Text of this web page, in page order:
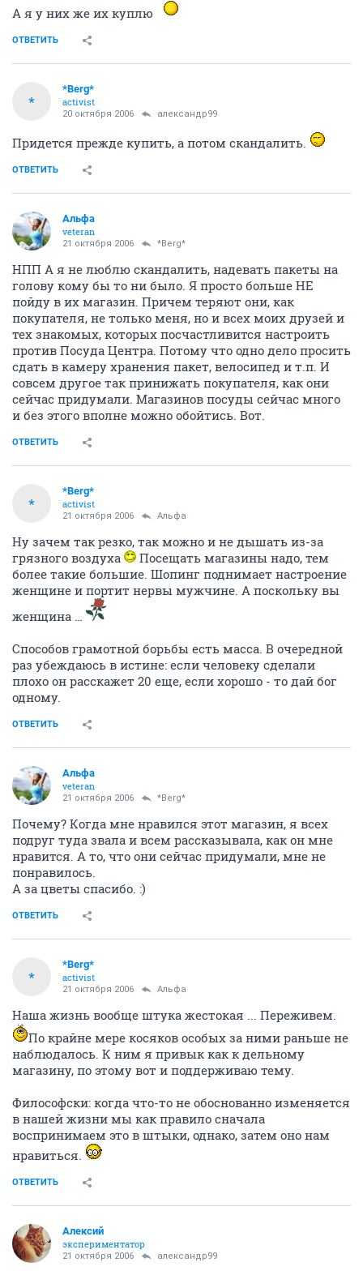
А я у них же их куплю
ОТВЕТИТЬ
*
*Berg*
activist
20 октября 2006 александр99
Придется прежде купить, а потом скандалить.
ОТВЕТИТЬ
Альфа
veteran
21 октября 2006 *Berg*
НПП А я не люблю скандалить, надевать пакеты на
голову кому бы то ни было. Я просто больше НЕ
пойду в их магазин. Причем теряют они, как
покупателя, не только меня, но и всех моих друзей и
тех знакомых, которых посчастливится настроить
против Посуда Центра. Потому что одно дело просить
сдать в камеру хранения пакет, велосипед и т.п. И
совсем другое так принижать покупателя, как они
сейчас придумали. Магазинов посуды сейчас много
и без этого вполне можно обойтись. Вот.
ОТВЕТИТЬ
*
*Berg*
activist
21 октября 2006 Альфа
Ну зачем так резко, так можно и не дышать из-за
грязного воздуха
Посещать магазины надо, тем
более такие большие. Шопинг поднимает настроение
женщине и портит нервы мужчине. А поскольку вы
женщина …
Способов грамотной борьбы есть масса. В очередной
раз убеждаюсь в истине: если человеку сделали
плохо он расскажет 20 еще, если хорошо - то дай бог
одному.
ОТВЕТИТЬ
Альфа
veteran
21 октября 2006 *Berg*
Почему? Когда мне нравился этот магазин, я всех
подруг туда звала и всем рассказывала, как он мне
нравится. А то, что они сейчас придумали, мне не
понравилось.
А за цветы спасибо. :)
ОТВЕТИТЬ
*
*Berg*
activist
21 октября 2006 Альфа
Наша жизнь вообще штука жестокая ... Переживем.
По крайне мере косяков особых за ними раньше не
наблюдалось. К ним я привык как к дельному
магазину, по этому вот и поддерживаю тему.
Философски: когда что-то не обоснованно изменяется
в нашей жизни мы как правило сначала
воспринимаем это в штыки, однако, затем оно нам
нравиться.
ОТВЕТИТЬ
Алексий
экспериментатор
21 октября 2006 александр99